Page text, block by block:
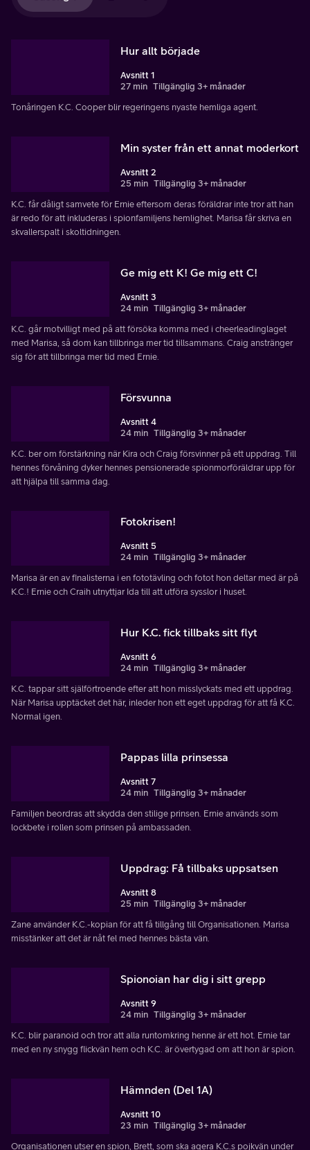
Hur allt började
Avsnitt 1
27 min Tillgänglig 3+ månader
Tonåringen K.C. Cooper blir regeringens nyaste hemliga agent.
Min syster från ett annat moderkort
Avsnitt 2
25 min Tillgänglig 3+ månader
K.C. får dåligt samvete för Ernie eftersom deras föräldrar inte tror att han
är redo för att inkluderas i spionfamiljens hemlighet. Marisa får skriva en
skvallerspalt i skoltidningen.
Ge mig ett K! Ge mig ett C!
Avsnitt 3
24 min Tillgänglig 3+ månader
K.C. går motvilligt med på att försöka komma med i cheerleadinglaget
med Marisa, så dom kan tillbringa mer tid tillsammans. Craig anstränger
sig för att tillbringa mer tid med Ernie.
Försvunna
Avsnitt 4
24 min Tillgänglig 3+ månader
K.C. ber om förstärkning när Kira och Craig försvinner på ett uppdrag. Till
hennes förvåning dyker hennes pensionerade spionmorföräldrar upp för
att hjälpa till samma dag.
Fotokrisen!
Avsnitt 5
24 min Tillgänglig 3+ månader
Marisa är en av finalisterna i en fototävling och fotot hon deltar med är på
K.C.! Ernie och Craih utnyttjar Ida till att utföra sysslor i huset.
Hur K.C. fick tillbaks sitt flyt
Avsnitt 6
24 min Tillgänglig 3+ månader
K.C. tappar sitt själförtroende efter att hon misslyckats med ett uppdrag.
När Marisa upptäcket det här, inleder hon ett eget uppdrag för att få K.C.
Normal igen.
Pappas lilla prinsessa
Avsnitt 7
24 min Tillgänglig 3+ månader
Familjen beordras att skydda den stilige prinsen. Ernie används som
lockbete i rollen som prinsen på ambassaden.
Uppdrag: Få tillbaks uppsatsen
Avsnitt 8
25 min Tillgänglig 3+ månader
Zane använder K.C.-kopian för att få tillgång till Organisationen. Marisa
misstänker att det är nåt fel med hennes bästa vän.
Spionoian har dig i sitt grepp
Avsnitt 9
24 min Tillgänglig 3+ månader
K.C. blir paranoid och tror att alla runtomkring henne är ett hot. Ernie tar
med en ny snygg flickvän hem och K.C. är övertygad om att hon är spion.
Hämnden (Del 1A)
Avsnitt 10
23 min Tillgänglig 3+ månader
Organisationen utser en spion, Brett, som ska agera K.C.s pojkvän under